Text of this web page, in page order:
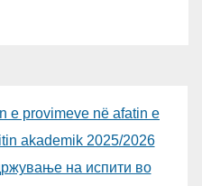
e provimeve në afatin e
akademik 2025/2026
на испити во